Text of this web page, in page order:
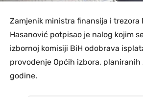
Zamjenik ministra finansija i trezora
Hasanović potpisao je nalog kojim
izbornoj komisiji BiH odobrava
provođenje Općih izbora, planiranih
godine.